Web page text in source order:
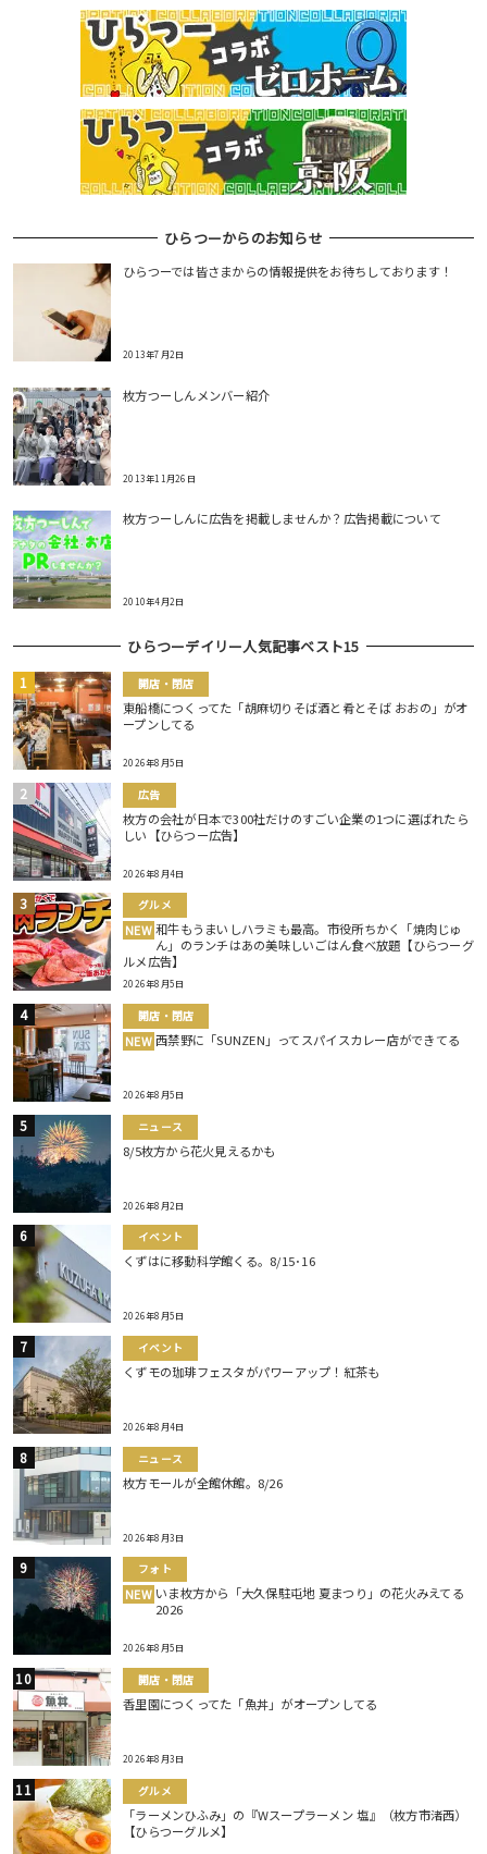
ひらつーからのお知らせ
ひらつーでは皆さまからの情報提供をお待ちしております！
2013年7月2日
枚方つーしんメンバー紹介
2013年11月26日
枚方つーしんに広告を掲載しませんか？広告掲載について
2010年4月2日
ひらつーデイリー人気記事ベスト15
開店・閉店
東船橋につくってた「胡麻切りそば酒と肴とそば おおの」がオ
ープンしてる
2026年8月5日
広告
枚方の会社が日本で300社だけのすごい企業の1つに選ばれたら
しい【ひらつー広告】
2026年8月4日
グルメ
NEW 和牛もうまいしハラミも最高。市役所ちかく「焼肉じゅ
ん」のランチはあの美味しいごはん食べ放題【ひらつーグ
ルメ広告】
2026年8月5日
開店・閉店
NEW 西禁野に「SUNZEN」ってスパイスカレー店ができてる
2026年8月5日
ニュース
8/5枚方から花火見えるかも
2026年8月2日
イベント
くずはに移動科学館くる。8/15･16
2026年8月5日
イベント
くずモの珈琲フェスタがパワーアップ！紅茶も
2026年8月4日
ニュース
枚方モールが全館休館。8/26
2026年8月3日
フォト
NEW いま枚方から「大久保駐屯地 夏まつり」の花火みえてる
2026
2026年8月5日
開店・閉店
香里園につくってた「魚丼」がオープンしてる
2026年8月3日
グルメ
「ラーメンひふみ」の『Wスープラーメン 塩』（枚方市渚西）
【ひらつーグルメ】